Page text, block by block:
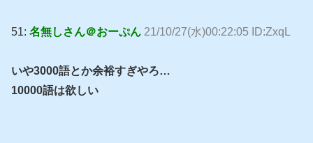
51: 名無しさん＠おーぷん 21/10/27(水)00:22:05 ID:ZxqL
いや3000語とか余裕すぎやろ…
10000語は欲しい